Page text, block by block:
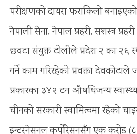
परीक्षणको दायरा फराकिलो
नेपाली सेना, नेपाल प्रहरी, सशस्त्र
छवटा संयुक्त टोलीले प्रदेश २ का २६
गर्ने काम गरिरहेको प्रवक्ता देवकोटाले
प्रकारका ३४२ टन औषधिजन्य स्वास्थ्य
चीनको सरकारी स्वामित्वमा रहेको
इन्टरनेसनल कर्पोरेसनसँग एक करोड